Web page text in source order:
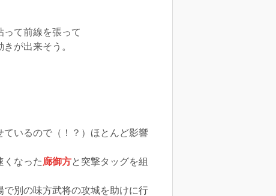
って前線を張って
が出来そう。
ているので（！？）ほとんど影響
くなった廊御方と突撃タッグを組
で別の味方武将の攻城を助けに行